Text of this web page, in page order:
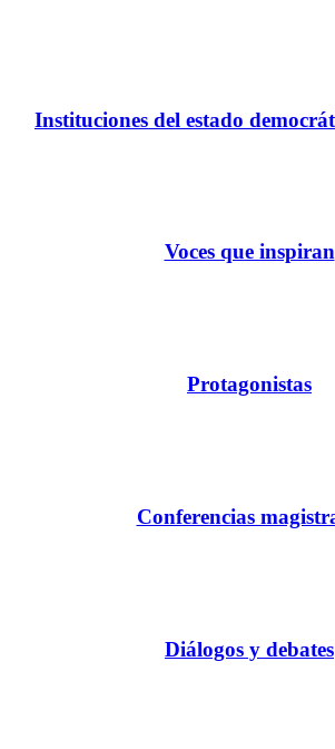
Instituciones del estado
Voces que inspiran
Protagonistas
Conferencias
Diálogos y debates